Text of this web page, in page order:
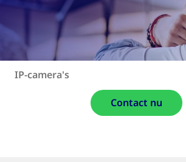
IP-camera's
Contact nu